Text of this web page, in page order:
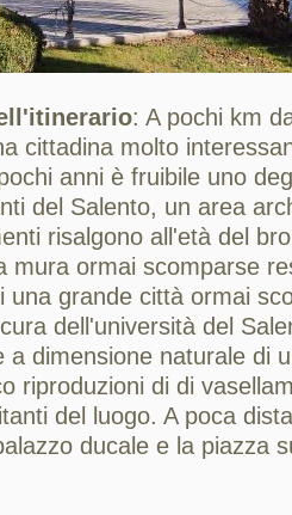
: A pochi km
cittadina molto
anni è fruibile uno
del Salento, un area
risalgono all'età del
mura ormai scomparse
una grande città ormai
dell'università del
a dimensione naturale di
riproduzioni di di
del luogo. A poca
ducale e la piazza